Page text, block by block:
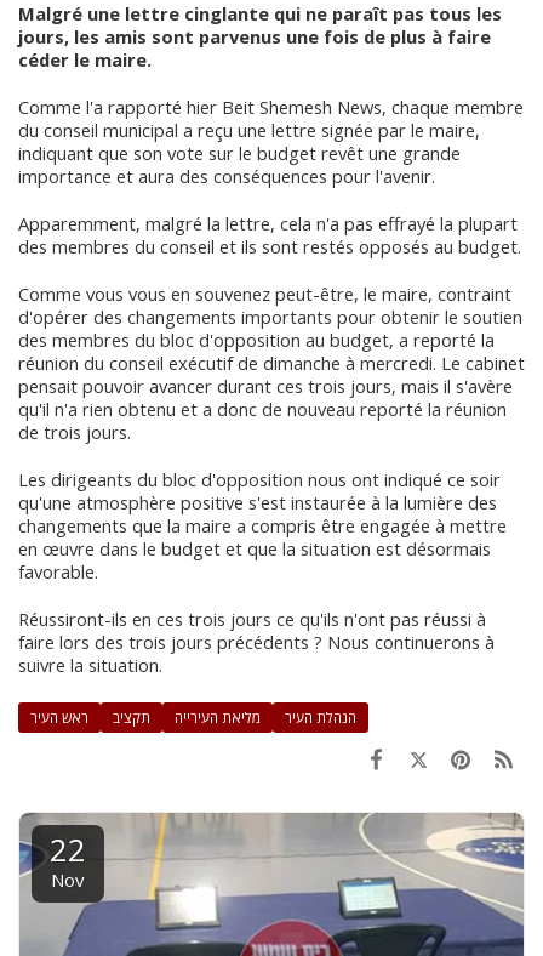
Malgré une lettre cinglante qui ne paraît pas tous les
jours, les amis sont parvenus une fois de plus à faire
céder le maire.
Comme l'a rapporté hier Beit Shemesh News, chaque membre
du conseil municipal a reçu une lettre signée par le maire,
indiquant que son vote sur le budget revêt une grande
importance et aura des conséquences pour l'avenir.
Apparemment, malgré la lettre, cela n'a pas effrayé la plupart
des membres du conseil et ils sont restés opposés au budget.
Comme vous vous en souvenez peut-être, le maire, contraint
d'opérer des changements importants pour obtenir le soutien
des membres du bloc d'opposition au budget, a reporté la
réunion du conseil exécutif de dimanche à mercredi. Le cabinet
pensait pouvoir avancer durant ces trois jours, mais il s'avère
qu'il n'a rien obtenu et a donc de nouveau reporté la réunion
de trois jours.
Les dirigeants du bloc d'opposition nous ont indiqué ce soir
qu'une atmosphère positive s'est instaurée à la lumière des
changements que la maire a compris être engagée à mettre
en œuvre dans le budget et que la situation est désormais
favorable.
Réussiront-ils en ces trois jours ce qu'ils n'ont pas réussi à
faire lors des trois jours précédents ? Nous continuerons à
suivre la situation.
ראש העיר תקציב מליאת העירייה הנהלת העיר
22
Nov